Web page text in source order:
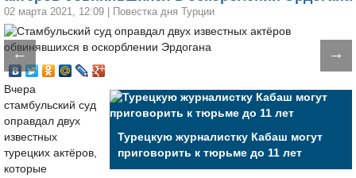
02 марта 2021, 12:09 Повестка дня Турции
← →
Турецкую журналистку Кабаш могут
приговорить к тюрьме до 11 лет
Вчера
стамбульский суд
оправдал двух
известных
турецких актёров,
которые